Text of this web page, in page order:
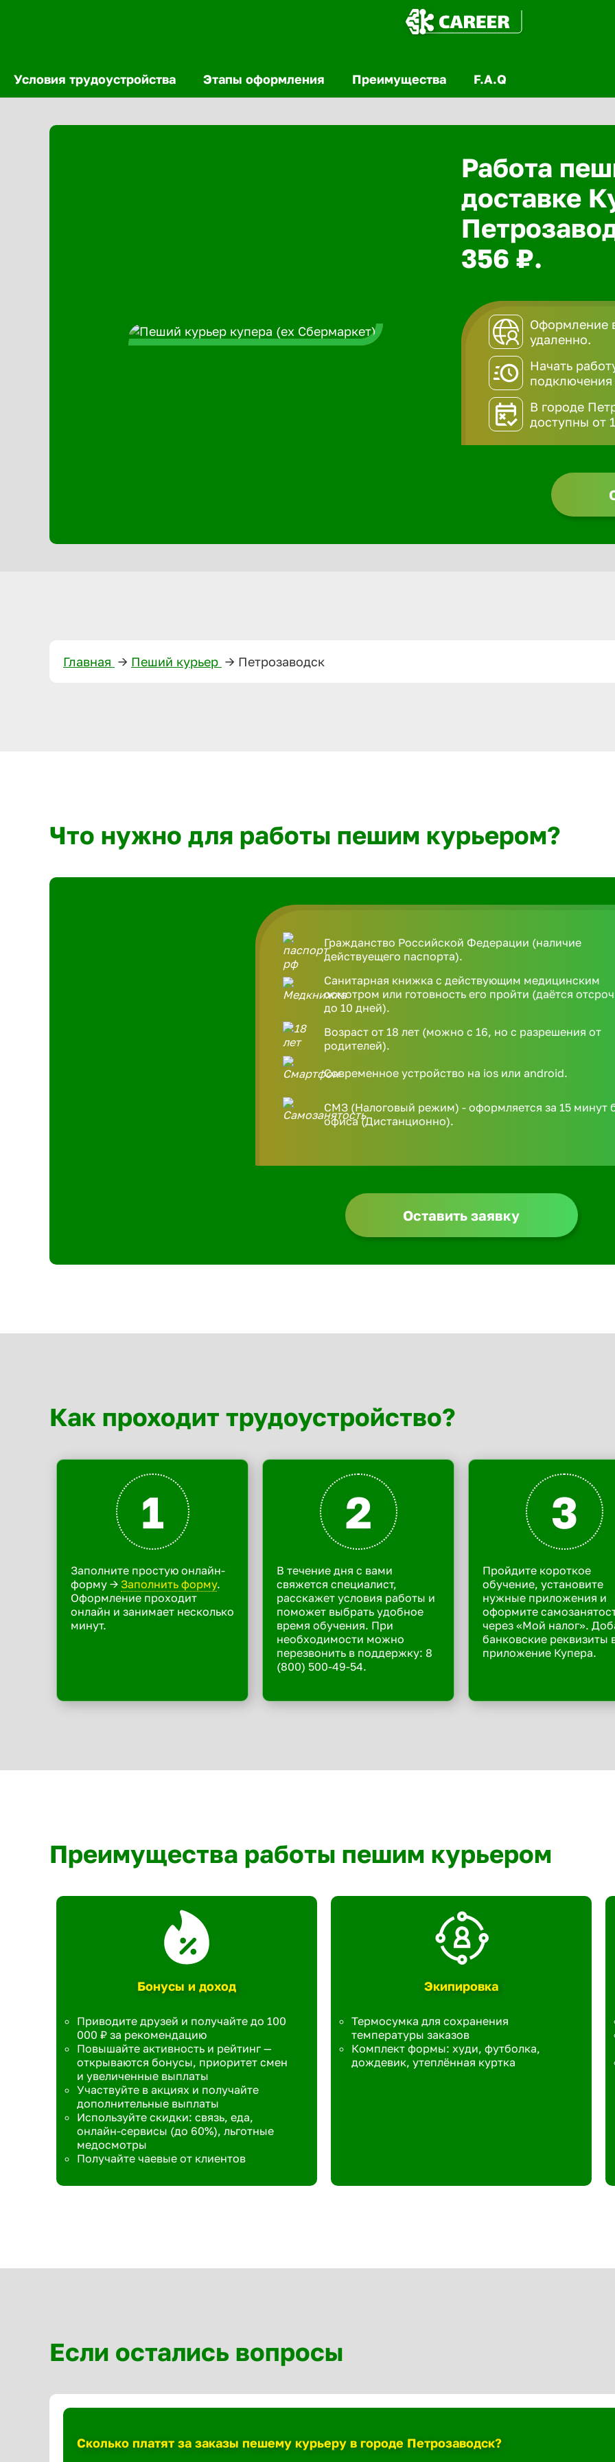
Условия трудоустройства Этапы оформления Преимущества F.A.Q
Работа
доставке
356 ₽.
Оформление
удаленно.
Начать
подключения
В городе
доступны от
Главная —> Пеший курьер —> Петрозаводск
Что нужно для работы пешим курьером?
Гражданство Российской Федерации (наличие
действуещего паспорта).
Санитарная книжка с действующим медицинским
осмотром или готовность его пройти (даётся
до 10 дней).
Возраст от 18 лет (можно с 16, но с разрешения от
родителей).
Современное устройство на ios или android.
СМЗ (Налоговый режим) - оформляется за 15 минут
офиса (Дистанционно).
Оставить заявку
Как проходит трудоустройство?
1
Заполните простую онлайн-
форму -> Заполнить форму.
Оформление проходит
онлайн и занимает несколько
минут.
2
В течение дня с вами
свяжется специалист,
расскажет условия работы и
поможет выбрать удобное
время обучения. При
необходимости можно
перезвонить в поддержку: 8
(800) 500-49-54.
3
Пройдите короткое
обучение, установите
нужные приложения и
оформите
через «Мой налог».
банковские реквизиты
приложение Купера.
Преимущества работы пешим курьером
Бонусы и доход
Приводите друзей и получайте до 100
000 ₽ за рекомендацию
Повышайте активность и рейтинг —
открываются бонусы, приоритет смен
и увеличенные выплаты
Участвуйте в акциях и получайте
дополнительные выплаты
Используйте скидки: связь, еда,
онлайн-сервисы (до 60%), льготные
медосмотры
Получайте чаевые от клиентов
Экипировка
Термосумка для сохранения
температуры заказов
Комплект формы: худи, футболка,
дождевик, утеплённая куртка
Если остались вопросы
Сколько платят за заказы пешему курьеру в городе Петрозаводск?